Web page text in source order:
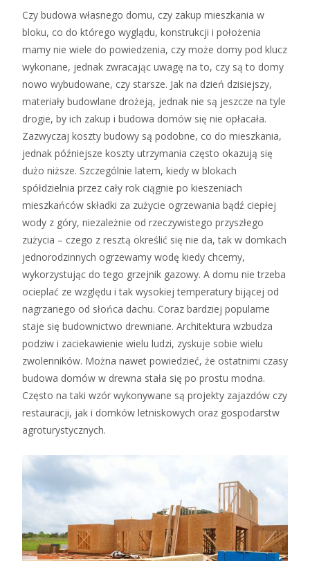
Czy budowa własnego domu, czy zakup mieszkania w
bloku, co do którego wyglądu, konstrukcji i położenia
mamy nie wiele do powiedzenia, czy może domy pod klucz
wykonane, jednak zwracając uwagę na to, czy są to domy
nowo wybudowane, czy starsze. Jak na dzień dzisiejszy,
materiały budowlane drożeją, jednak nie są jeszcze na tyle
drogie, by ich zakup i budowa domów się nie opłacała.
Zazwyczaj koszty budowy są podobne, co do mieszkania,
jednak późniejsze koszty utrzymania często okazują się
dużo niższe. Szczególnie latem, kiedy w blokach
spółdzielnia przez cały rok ciągnie po kieszeniach
mieszkańców składki za zużycie ogrzewania bądź ciepłej
wody z góry, niezależnie od rzeczywistego przyszłego
zużycia – czego z resztą określić się nie da, tak w domkach
jednorodzinnych ogrzewamy wodę kiedy chcemy,
wykorzystując do tego grzejnik gazowy. A domu nie trzeba
ocieplać ze względu i tak wysokiej temperatury bijącej od
nagrzanego od słońca dachu. Coraz bardziej popularne
staje się budownictwo drewniane. Architektura wzbudza
podziw i zaciekawienie wielu ludzi, zyskuje sobie wielu
zwolenników. Można nawet powiedzieć, że ostatnimi czasy
budowa domów w drewna stała się po prostu modna.
Często na taki wzór wykonywane są projekty zajazdów czy
restauracji, jak i domków letniskowych oraz gospodarstw
agroturystycznych.